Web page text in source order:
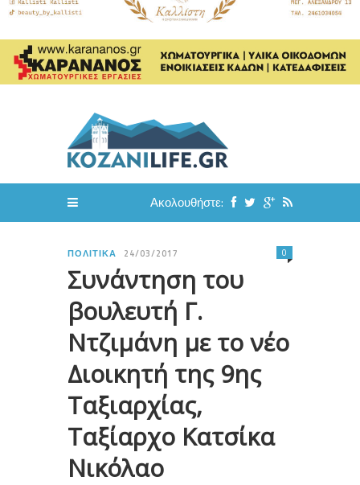
Ακολουθήστε:
ΠΟΛΙΤΙΚΆ 24/03/2017
Συνάντηση του
βουλευτή Γ.
Ντζιμάνη με το νέο
Διοικητή της 9ης
Ταξιαρχίας,
Ταξίαρχο Κατσίκα
Νικόλαο
0